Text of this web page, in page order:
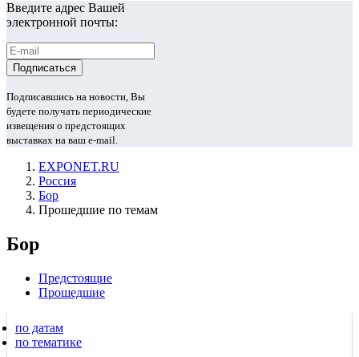
Введите адрес Вашей
электронной почты:
Подписавшись на новости, Вы
будете получать периодические
извещения о предстоящих
выставках на ваш e-mail.
EXPONET.RU
Россия
Бор
Прошедшие по темам
Бор
Предстоящие
Прошедшие
по датам
по тематике